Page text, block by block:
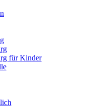
für Kinder